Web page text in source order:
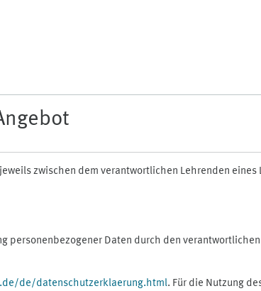
zwischen dem verantwortlichen Lehrenden eines
personenbezogener Daten durch den
de/datenschutzerklaerung.html. Für die Nutzung